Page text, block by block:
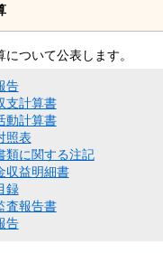
ついて公表します。
告
支計算書
動計算書
照表
類に関する注記
収益明細書
録
査報告書
告